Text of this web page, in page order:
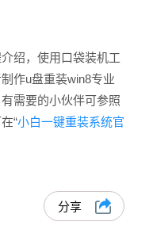
绍，使用口袋装机工
作u盘重装win8专业
需要的小伙伴可参照
“小白一键重装系统官
分享